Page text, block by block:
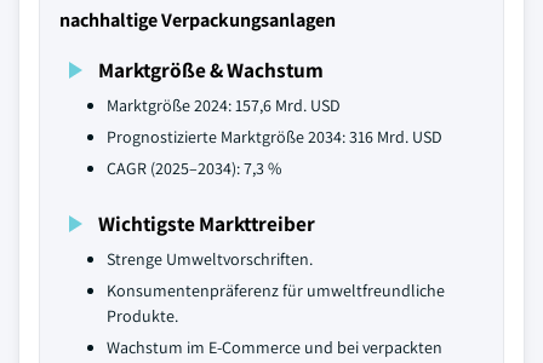
nachhaltige Verpackungsanlagen
Marktgröße & Wachstum
Marktgröße 2024: 157,6 Mrd. USD
Prognostizierte Marktgröße 2034: 316 Mrd. USD
CAGR (2025–2034): 7,3 %
Wichtigste Markttreiber
Strenge Umweltvorschriften.
Konsumentenpräferenz für umweltfreundliche
Produkte.
Wachstum im E-Commerce und bei verpackten